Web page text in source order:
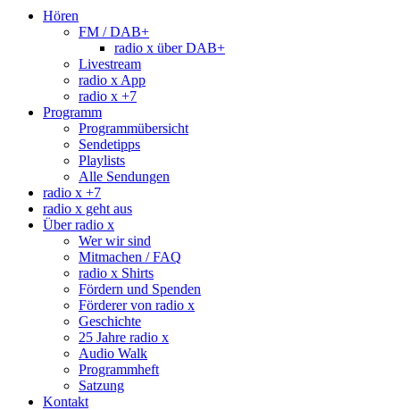
Hören
FM / DAB+
radio x über DAB+
Livestream
radio x App
radio x +7
Programm
Programmübersicht
Sendetipps
Playlists
Alle Sendungen
radio x +7
radio x geht aus
Über radio x
Wer wir sind
Mitmachen / FAQ
radio x Shirts
Fördern und Spenden
Förderer von radio x
Geschichte
25 Jahre radio x
Audio Walk
Programmheft
Satzung
Kontakt